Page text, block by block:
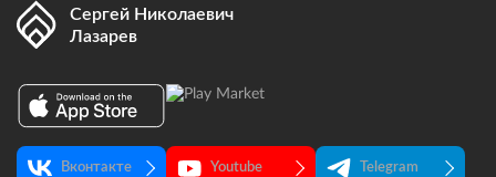
Сергей Николаевич
Лазарев
Вконтакте Youtube Telegram